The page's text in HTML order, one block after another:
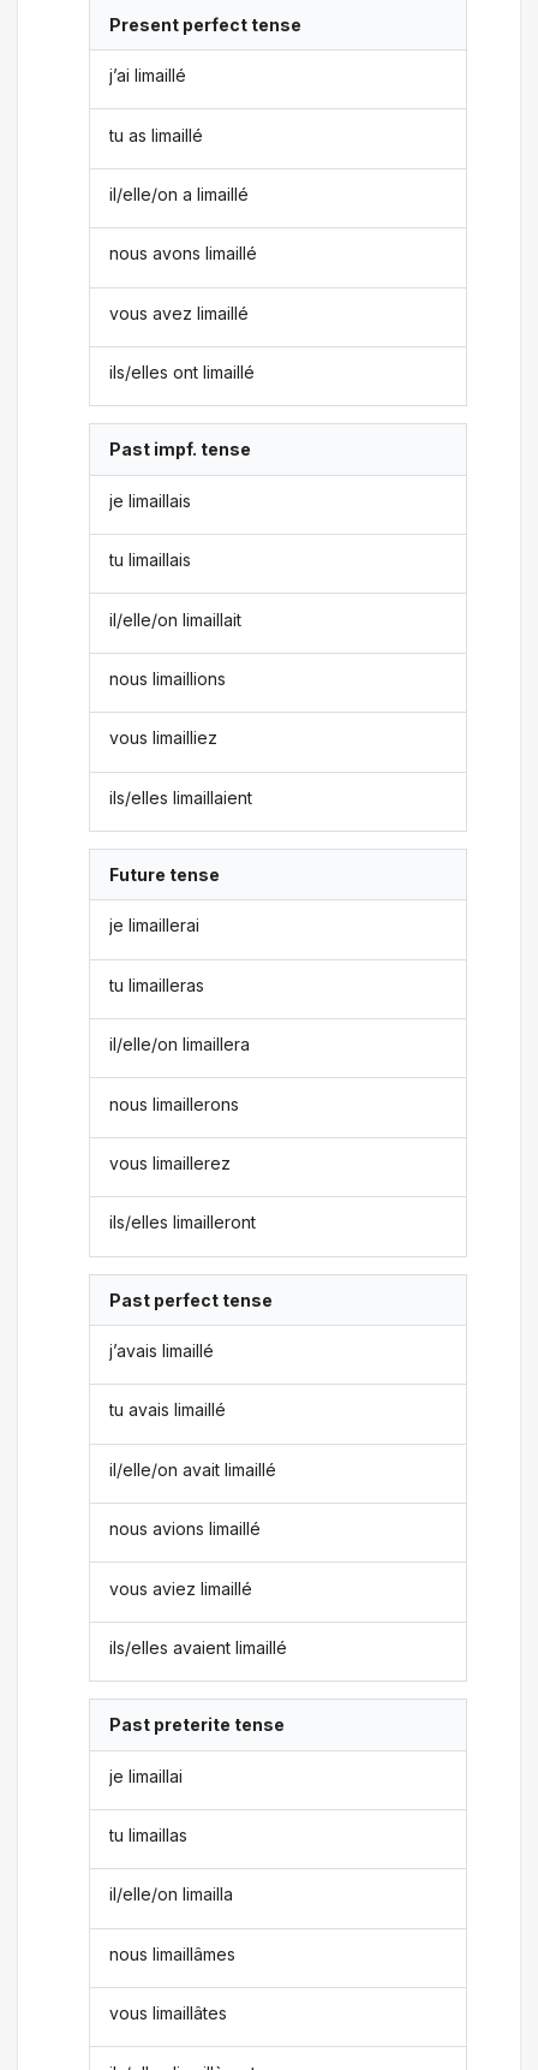
Present perfect tense
j’ai limaillé
tu as limaillé
il/elle/on a limaillé
nous avons limaillé
vous avez limaillé
ils/elles ont limaillé
Past impf. tense
je limaillais
tu limaillais
il/elle/on limaillait
nous limaillions
vous limailliez
ils/elles limaillaient
Future tense
je limaillerai
tu limailleras
il/elle/on limaillera
nous limaillerons
vous limaillerez
ils/elles limailleront
Past perfect tense
j’avais limaillé
tu avais limaillé
il/elle/on avait limaillé
nous avions limaillé
vous aviez limaillé
ils/elles avaient limaillé
Past preterite tense
je limaillai
tu limaillas
il/elle/on limailla
nous limaillâmes
vous limaillâtes